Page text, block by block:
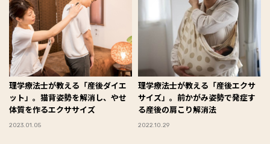
理学療法士が教える「産後ダイエ
ット」。猫背姿勢を解消し、やせ
体質を作るエクササイズ
2023.01.05
理学療法士が教える「産後エクサ
サイズ」。前かがみ姿勢で発症す
る産後の肩こり解消法
2022.10.29